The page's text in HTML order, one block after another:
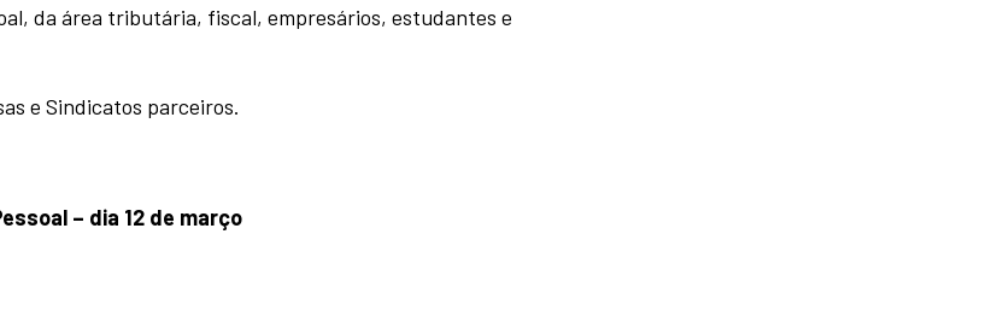
da área tributária, fiscal, empresários, estudantes e
e Sindicatos parceiros.
– dia 12 de março